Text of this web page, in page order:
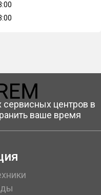
центров в
ваше время